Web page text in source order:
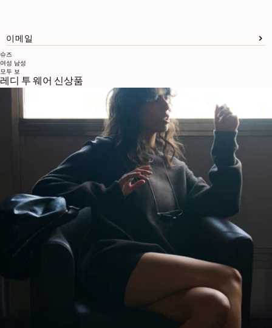
슈즈
여성 남성
모두 보
레디 투 웨어 신상품
이메일